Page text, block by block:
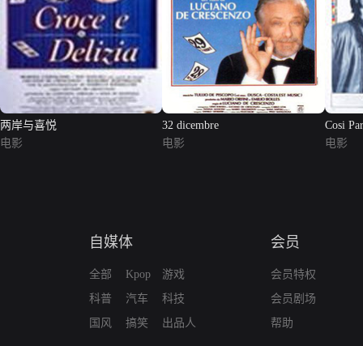
两岸与喜悦
电影
32 dicembre
电影
Cosi
电影
自媒体
全部
科普
国风
Kpop
汽车
搞笑
游戏
科技
出品人
会员
会员特权
会员剧场
帮助